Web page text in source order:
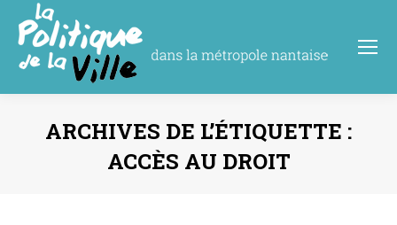
ARCHIVES DE L’ÉTIQUETTE :
ACCÈS AU DROIT